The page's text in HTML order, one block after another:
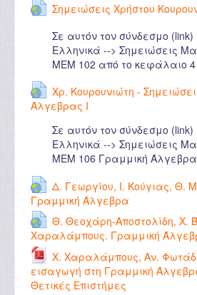
Σημειώσεις Χρήστου
Σε αυτόν τον σύνδεσμο (link)
Ελληνικά --> Σημειώσεις
ΜΕΜ 102 από το κεφάλαιο 4
Χρ. Κουρουνιώτη -
Άλγεβρας Ι
Σε αυτόν τον σύνδεσμο (link)
Ελληνικά --> Σημειώσεις
ΜΕΜ 106 Γραμμική Άλγεβρα
Δ. Γεωργίου, Ι. Κούγιας, Θ.
Γραμμική Άλγεβρα
Θ. Θεοχάρη-Αποστολίδη, Χ.
Χαραλάμπους. Γραμμική
Χ. Χαραλάμπους, Αν.
εισαγωγή στη Γραμμική
Θετικές Επιστήμες